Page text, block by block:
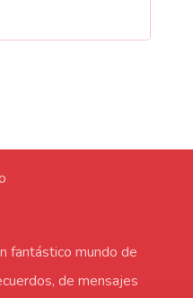
fantástico mundo de
de mensajes